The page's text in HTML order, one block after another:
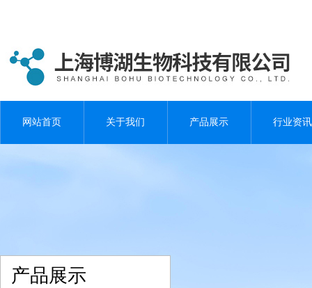
网站首页 关于我们 产品展示 行业资讯
产品展示